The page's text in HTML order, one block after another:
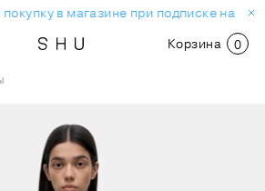
в магазине при подписке на
Корзина 0